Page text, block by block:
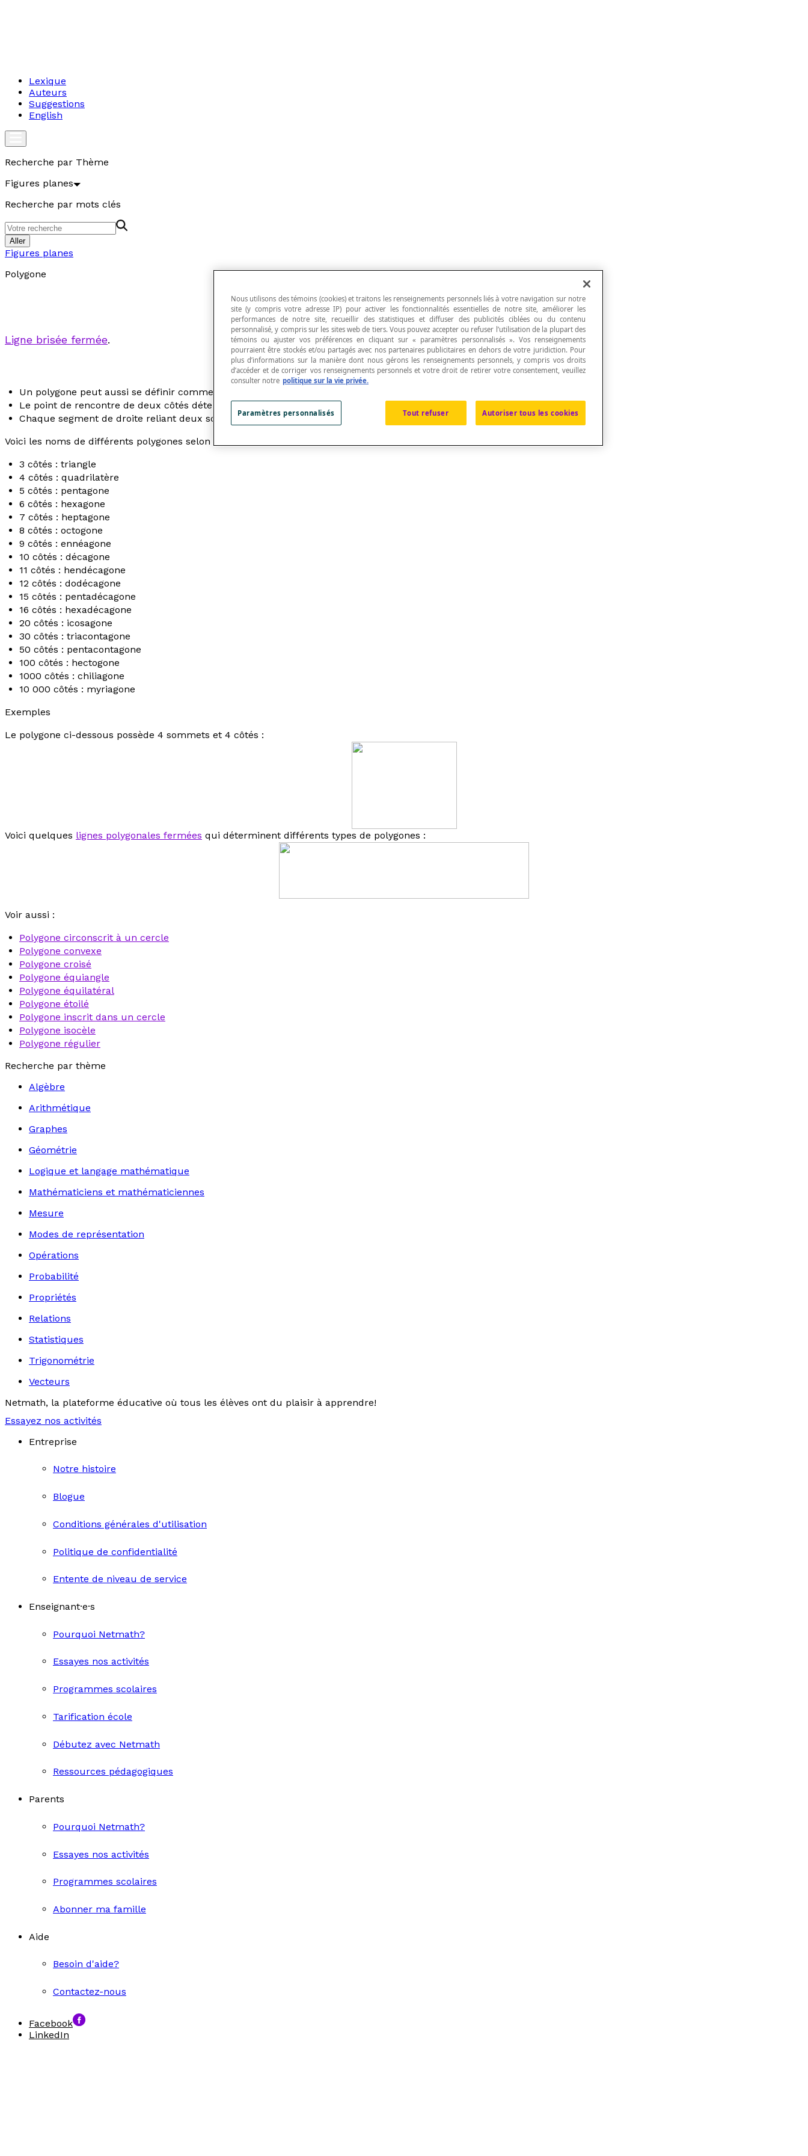
Lexique
Auteurs
Suggestions
English
Recherche par Thème
Figures planes
Recherche par mots clés
Aller
Figures planes
Polygone
Ligne brisée fermée.
Un polygone peut aussi se définir comme une
Le point de rencontre de deux côtés détermine un sommet du polygone.
Chaque segment de droite reliant deux sommets est un côté du polygone.
Voici les noms de différents polygones selon leur nombre de côtés :
3 côtés : triangle
4 côtés : quadrilatère
5 côtés : pentagone
6 côtés : hexagone
7 côtés : heptagone
8 côtés : octogone
9 côtés : ennéagone
10 côtés : décagone
11 côtés : hendécagone
12 côtés : dodécagone
15 côtés : pentadécagone
16 côtés : hexadécagone
20 côtés : icosagone
30 côtés : triacontagone
50 côtés : pentacontagone
100 côtés : hectogone
1000 côtés : chiliagone
10 000 côtés : myriagone
Exemples
Le polygone ci-dessous possède 4 sommets et 4 côtés :
Voici quelques lignes polygonales fermées qui déterminent différents types de polygones :
Voir aussi :
Polygone circonscrit à un cercle
Polygone convexe
Polygone croisé
Polygone équiangle
Polygone équilatéral
Polygone étoilé
Polygone inscrit dans un cercle
Polygone isocèle
Polygone régulier
Recherche par thème
Algèbre
Arithmétique
Graphes
Géométrie
Logique et langage mathématique
Mathématiciens et mathématiciennes
Mesure
Modes de représentation
Opérations
Probabilité
Propriétés
Relations
Statistiques
Trigonométrie
Vecteurs
Netmath, la plateforme éducative où tous les élèves ont du plaisir à apprendre!
Essayez nos activités
Entreprise
Notre histoire
Blogue
Conditions générales d'utilisation
Politique de confidentialité
Entente de niveau de service
Enseignant·e·s
Pourquoi Netmath?
Essayes nos activités
Programmes scolaires
Tarification école
Débutez avec Netmath
Ressources pédagogiques
Parents
Pourquoi Netmath?
Essayes nos activités
Programmes scolaires
Abonner ma famille
Aide
Besoin d'aide?
Contactez-nous
Facebook
LinkedIn
Nous utilisons des témoins (cookies) et traitons les renseignements personnels liés à votre navigation sur notre
site (y compris votre adresse IP) pour activer les fonctionnalités essentielles de notre site, améliorer les
performances de notre site, recueillir des statistiques et diffuser des publicités ciblées ou du contenu
personnalisé, y compris sur les sites web de tiers. Vous pouvez accepter ou refuser l’utilisation de la plupart des
témoins ou ajuster vos préférences en cliquant sur « paramètres personnalisés ». Vos renseignements
pourraient être stockés et/ou partagés avec nos partenaires publicitaires en dehors de votre juridiction. Pour
plus d’informations sur la manière dont nous gérons les renseignements personnels, y compris vos droits
d’accéder et de corriger vos renseignements personnels et votre droit de retirer votre consentement, veuillez
consulter notre politique sur la vie privée.
Tout refuser Autoriser tous les cookies
Paramètres personnalisés